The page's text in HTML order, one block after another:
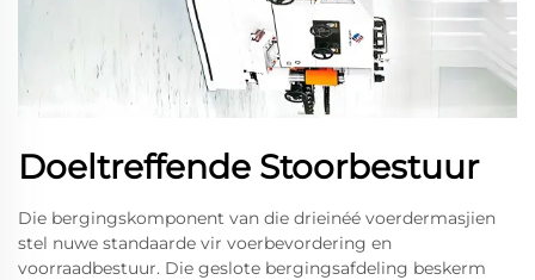
Doeltreffende Stoorbestuur
Die bergingskomponent van die drieinéé voerdermasjien
stel nuwe standaarde vir voerbevordering en
voorraadbestuur. Die geslote bergingsafdeling beskerm